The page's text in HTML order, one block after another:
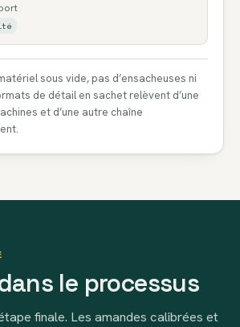
sous vide, pas d’ensacheuses ni
de détail en sachet relèvent d’une
et d’une autre chaîne
le processus
finale. Les amandes calibrées et